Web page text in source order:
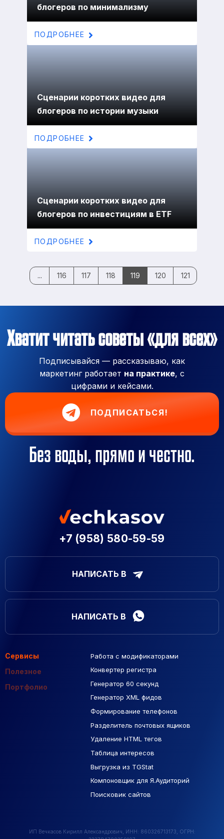
блогеров по минимализму
ПОДРОБНЕЕ
Сценарии коротких видео для
блогеров по истории музыки
ПОДРОБНЕЕ
Сценарии коротких видео для
блогеров по инвестициям в ETF
ПОДРОБНЕЕ
... 116 117 118 119 120 121
Хватит читать советы «для всех»
Подписывайся — рассказываю, как
маркетинг работает на практике, с
цифрами и кейсами.
ПОДПИСАТЬСЯ!
Без воды, прямо и честно.
+7 (958) 580-59-59
НАПИСАТЬ В
НАПИСАТЬ В
Сервисы
Полезное
Портфолио
Работа с модификаторами
Конвертер регистра
Генератор 60 секунд
Генератор XML фидов
Формирование телефонов
Разделитель почтовых ящиков
Удаление HTML тегов
Таблица интересов
Выгрузка из TGStat
Компоновщик для Я.Аудиторий
Поисковик сайтов
Подборка сайтов
Макеты Figma
База Яндекс Карты
РСЯ площадки
Созданные сайты
Контекстная реклама
ИП Вечкасов Кирилл Александрович, ИНН: 860326713173, ОГРН: